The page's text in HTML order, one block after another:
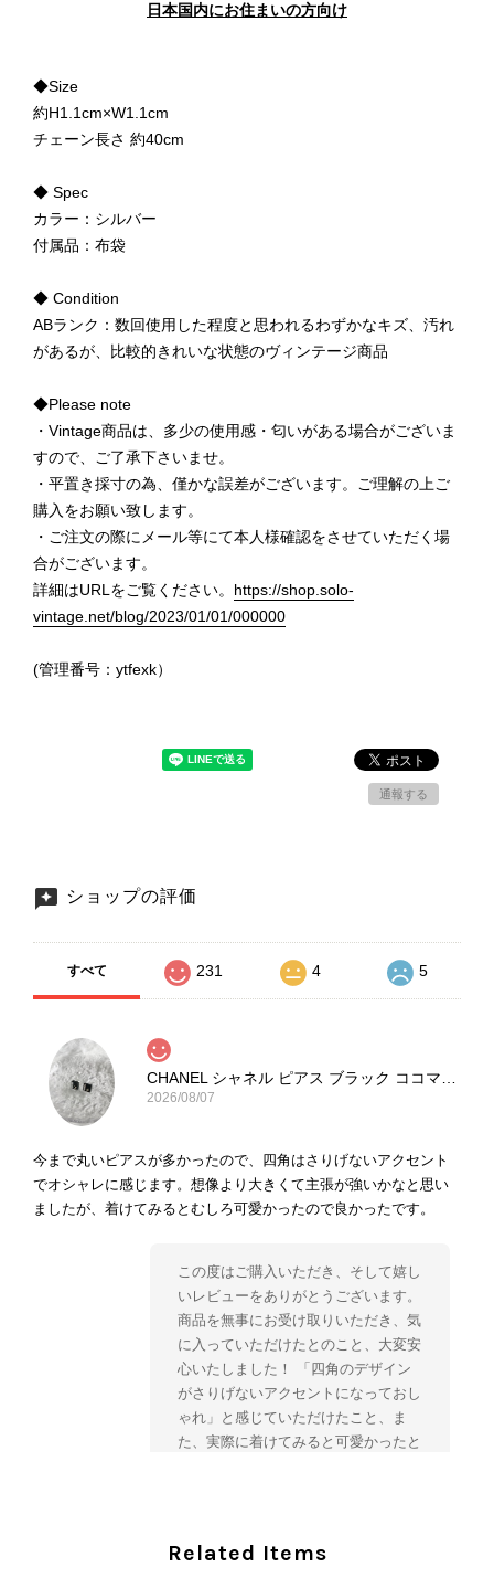
日本国内にお住まいの方向け
◆Size
約H1.1cm×W1.1cm
チェーン長さ 約40cm
◆ Spec
カラー：シルバー
付属品：布袋
◆ Condition
ABランク：数回使用した程度と思われるわずかなキズ、汚れ
があるが、比較的きれいな状態のヴィンテージ商品
◆Please note
・Vintage商品は、多少の使用感・匂いがある場合がございま
すので、ご了承下さいませ。
・平置き採寸の為、僅かな誤差がございます。ご理解の上ご
購入をお願い致します。
・ご注文の際にメール等にて本人様確認をさせていただく場
合がございます。
詳細はURLをご覧ください。 https://shop.solo-
vintage.net/blog/2023/01/01/000000
(管理番号：ytfexk）
通報する
ショップの評価
すべて 231 4 5
CHANEL シャネル ピアス ブラック ココマーク ストーン vintage ヴィンテージ オールド yg33jb
2026/08/07
今まで丸いピアスが多かったので、四角はさりげないアクセント
でオシャレに感じます。想像より大きくて主張が強いかなと思い
ましたが、着けてみるとむしろ可愛かったので良かったです。
この度はご購入いただき、そして嬉し
いレビューをありがとうございます。
商品を無事にお受け取りいただき、気
に入っていただけたとのこと、大変安
心いたしました！ 「四角のデザイン
がさりげないアクセントになっておし
ゃれ」と感じていただけたこと、ま
た、実際に着けてみると可愛かったと
ご愛用いただけましたら幸いです。
Related Items